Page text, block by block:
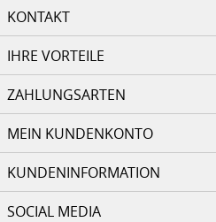
KONTAKT
IHRE VORTEILE
ZAHLUNGSARTEN
MEIN KUNDENKONTO
KUNDENINFORMATION
SOCIAL MEDIA